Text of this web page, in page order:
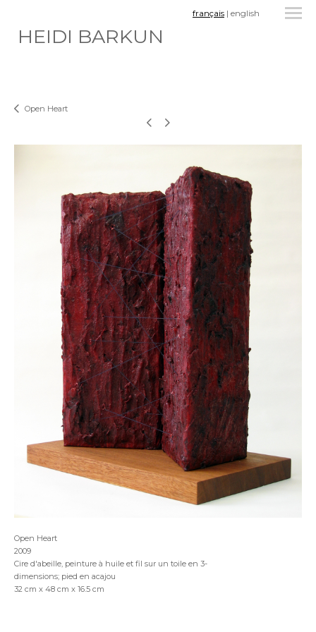
HEIDI BARKUN
français | english
Open Heart
Open Heart
2009
Cire d'abeille, peinture à huile et fil sur un toile en 3-
dimensions; pied en acajou
32 cm x 48 cm x 16.5 cm